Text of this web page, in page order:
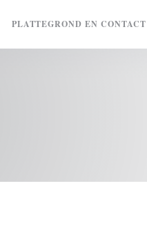
PLATTEGROND EN CONTACT